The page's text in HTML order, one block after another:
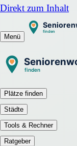
Direkt zum Inhalt
Menü
Plätze finden
Städte
Tools & Rechner
Ratgeber